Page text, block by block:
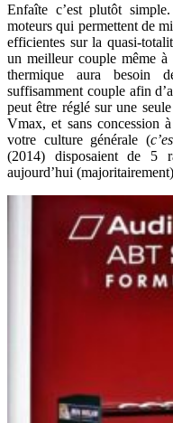
Enfaîte c’est plutôt
moteurs qui permettent de
efficientes sur la quasi-
un meilleur couple même
thermique aura besoin
suffisamment couple afin
peut être réglé sur une
Vmax, et sans concession
votre culture générale (
(2014) disposaient de
aujourd’hui